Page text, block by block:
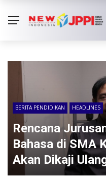
BERITA PENDIDIKAN HEADLINES
Rencana
Bahasa di SMA
Akan Dikaji